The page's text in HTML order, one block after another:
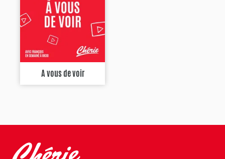
A vous de voir